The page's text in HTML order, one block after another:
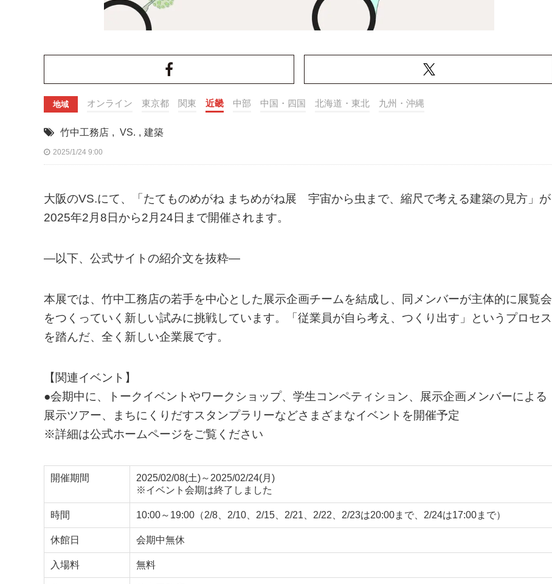
地域 オンライン 東京都 関東 近畿 中部 中国・四国 北海道・東北 九州・沖縄
竹中工務店 , VS. , 建築
2025/1/24 9:00
大阪のVS.にて、「たてものめがね まちめがね展 宇宙から虫まで、縮尺で考える建築の見方」が
2025年2月8日から2月24日まで開催されます。
—以下、公式サイトの紹介文を抜粋—
本展では、竹中工務店の若手を中心とした展示企画チームを結成し、同メンバーが主体的に展覧会
をつくっていく新しい試みに挑戦しています。「従業員が自ら考え、つくり出す」というプロセス
を踏んだ、全く新しい企業展です。
【関連イベント】
●会期中に、トークイベントやワークショップ、学生コンペティション、展示企画メンバーによる
展示ツアー、まちにくりだすスタンプラリーなどさまざまなイベントを開催予定
※詳細は公式ホームページをご覧ください
開催期間
2025/02/08(土)～2025/02/24(月)
※イベント会期は終了しました
時間 10:00～19:00（2/8、2/10、2/15、2/21、2/22、2/23は20:00まで、2/24は17:00まで）
休館日 会期中無休
入場料 無料